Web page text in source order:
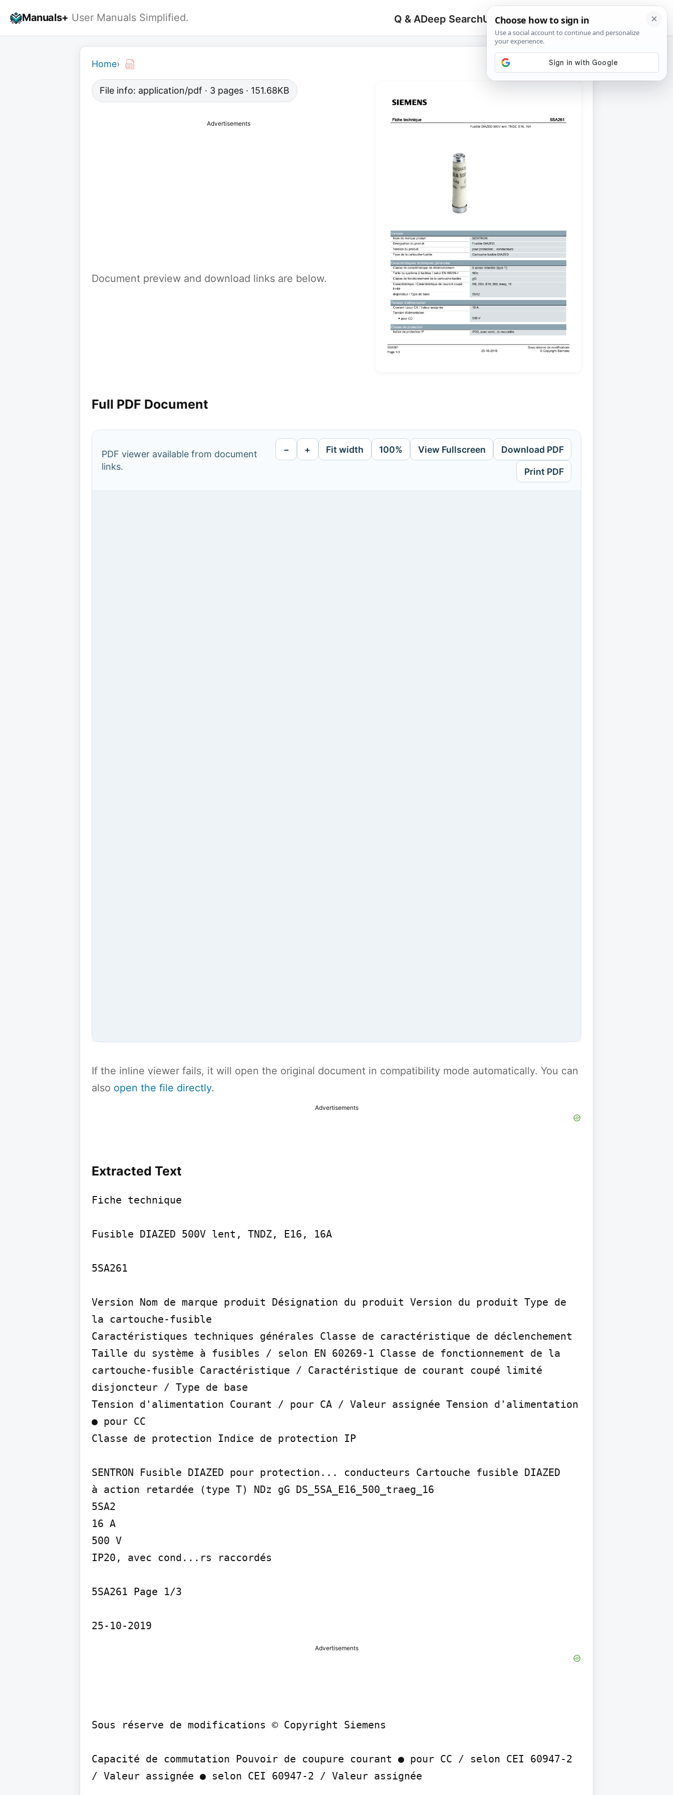
Manuals+ User Manuals Simplified. Q & ADeep SearchUpload
Search
for:
🔍
Home›
File info: application/pdf · 3 pages · 151.68KB
Advertisements
Document preview and download links are below.
Full PDF Document
PDF viewer available from document
links.
− + Fit width 100% View Fullscreen Download PDF
Print PDF
If the inline viewer fails, it will open the original document in compatibility mode automatically. You can
also open the file directly.
Advertisements
Extracted Text
Fiche technique
Fusible DIAZED 500V lent, TNDZ, E16, 16A
5SA261
Version Nom de marque produit Désignation du produit Version du produit Type de
la cartouche-fusible
Caractéristiques techniques générales Classe de caractéristique de déclenchement
Taille du système à fusibles / selon EN 60269-1 Classe de fonctionnement de la
cartouche-fusible Caractéristique / Caractéristique de courant coupé limité
disjoncteur / Type de base
Tension d'alimentation Courant / pour CA / Valeur assignée Tension d'alimentation
● pour CC
Classe de protection Indice de protection IP
SENTRON Fusible DIAZED pour protection... conducteurs Cartouche fusible DIAZED
à action retardée (type T) NDz gG DS_5SA_E16_500_traeg_16
5SA2
16 A
500 V
IP20, avec cond...rs raccordés
5SA261 Page 1/3
25-10-2019
Advertisements
Sous réserve de modifications © Copyright Siemens
Capacité de commutation Pouvoir de coupure courant ● pour CC / selon CEI 60947-2
/ Valeur assignée ● selon CEI 60947-2 / Valeur assignée